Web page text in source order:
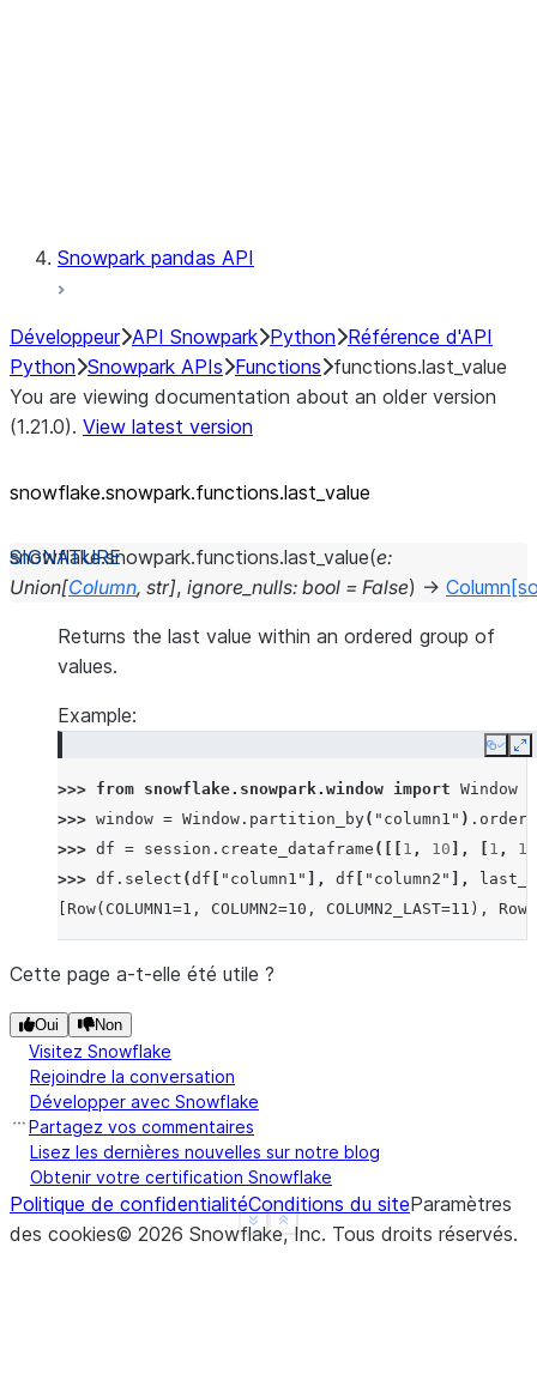
Snowpark pandas API
Développeur API Snowpark Python Référence d'API
Python Snowpark APIs Functions functions.last_value
You are viewing documentation about an older version
(1.21.0). View latest version
snowflake.snowpark.functions.last_ value
snowflake.snowpark.functions.last_value(e:
Union[Column, str], ignore_nulls: bool = False) → Column
Returns the last value within an ordered group of
values.
Example:
Copy
>>> from snowflake.snowpark.window import Window
>>> window = Window . partition_by( "column1" ) .
>>> df = session . create_dataframe ([[ 1 , 10 ], 1 ,
11
>>> df . select (df "column1" ], df "column2" ],
[Row(COLUMN1=1, COLUMN2=10, COLUMN2_LAST=11),
Show less
See more
Cette page a-t-elle été utile ?
Oui Non
Visitez Snowflake
Rejoindre la conversation
Développer avec Snowflake
Partagez vos commentaires
Lisez les dernières nouvelles sur notre blog
Obtenir votre certification Snowflake
Politique de confidentialitéConditions du siteParamètres
des cookies© 2026 Snowflake, Inc. Tous droits réservés.